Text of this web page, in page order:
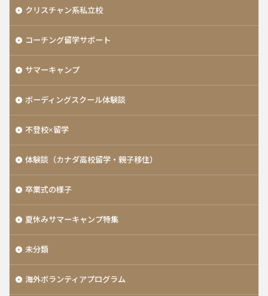
クリスチャン系私立校
コーチング留学サポート
サマーキャンプ
ボーディングスクール体験談
不登校×留学
体験談（カナダ高校留学・親子移住）
卒業式の様子
夏休みサマーキャンプ特集
未分類
海外ボランティアプログラム